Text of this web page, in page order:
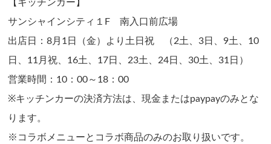
【キッチンカー】
サンシャインシティ１F 南入口前広場
出店日：8月1日（金）より土日祝 （2土、3日、9土、10
日、11月祝、16土、17日、23土、24日、30土、31日）
営業時間：10：00～18：00
※キッチンカーの決済方法は、現金またはpaypayのみとな
ります。
※コラボメニューとコラボ商品のみのお取り扱いです。